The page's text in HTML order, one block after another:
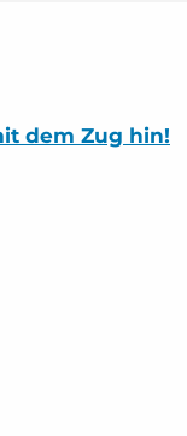
dem Zug hin!